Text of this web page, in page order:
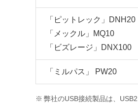
「ピットレック」DNH20
「メックル」MQ10
「ビズレージ」DNX100
「ミルパス」 PW20
※ 弊社のUSB接続製品は、